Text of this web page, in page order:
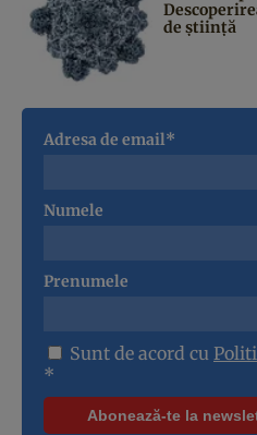
de știință
Adresa de email*
Numele
Prenumele
Sunt de acord cu
*